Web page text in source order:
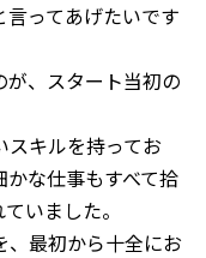
ってあげたいです
、スタート当初の
スキルを持ってお
な仕事もすべて拾
いました。
、最初から十全にお